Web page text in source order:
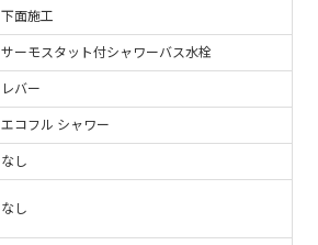
下面施工
サーモスタット付シャワーバス水栓
レバー
エコフル シャワー
なし
なし